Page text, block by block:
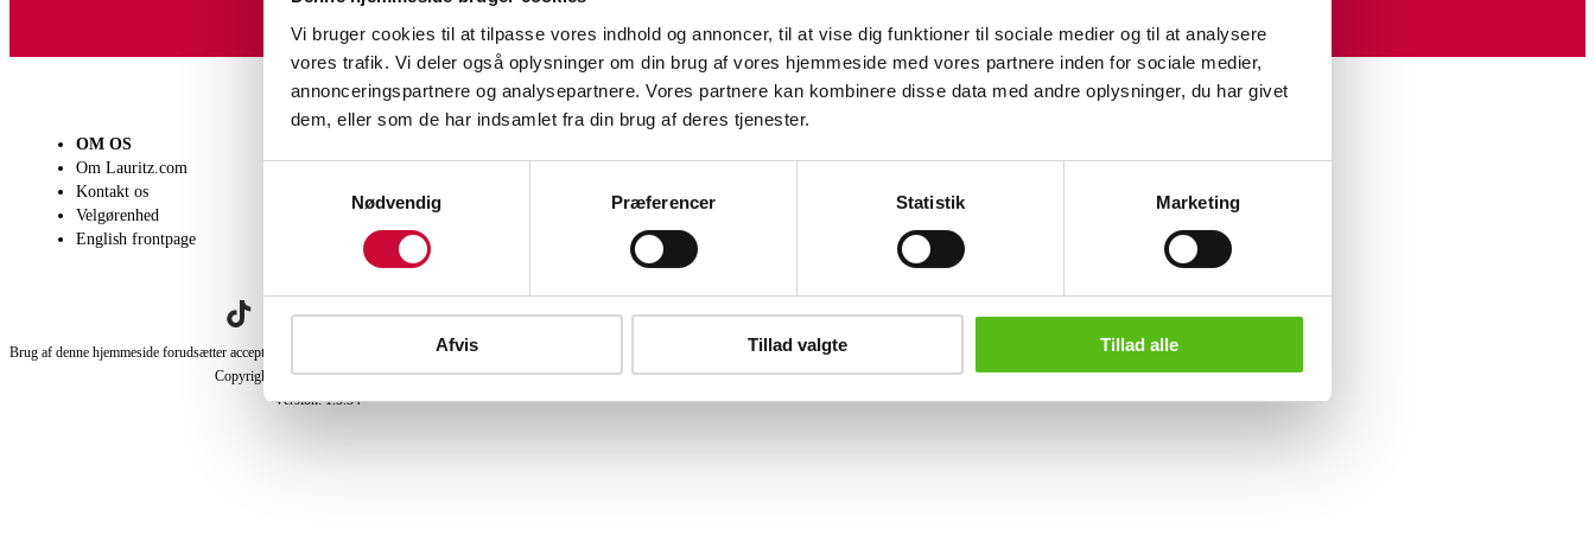
Vi bruger cookies til at tilpasse vores indhold og annoncer, til at vise dig funktioner til sociale medier og til at analysere
vores trafik. Vi deler også oplysninger om din brug af vores hjemmeside med vores partnere inden for sociale medier,
annonceringspartnere og analysepartnere. Vores partnere kan kombinere disse data med andre oplysninger, du har givet
dem, eller som de har indsamlet fra din brug af deres tjenester.
Nødvendig
Præferencer Statistik Marketing
Afvis Tillad valgte Tillad alle
OM OS
Om Lauritz.com
Kontakt os
Velgørenhed
English frontpage
Brug af denne hjemmeside forudsætter accept af aftalerne om købs- og salgsbetingelser samt persondatapolitik
Copyright Lauritz.com © 2023-2026
Version:1.5.34